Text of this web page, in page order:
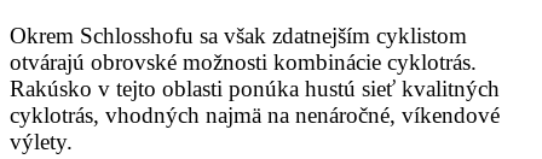
Okrem Schlosshofu sa však zdatnejším cyklistom
otvárajú obrovské možnosti kombinácie cyklotrás.
Rakúsko v tejto oblasti ponúka hustú sieť kvalitných
cyklotrás, vhodných najmä na nenáročné, víkendové
výlety.